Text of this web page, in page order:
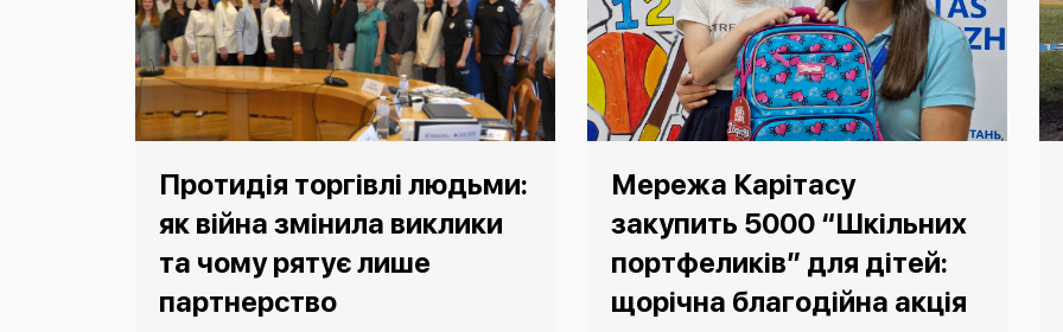
Протидія торгівлі людьми:
як війна змінила виклики
та чому рятує лише
партнерство
Мережа Карітасу
закупить 5000 “Шкільних
портфеликів” для дітей:
щорічна благодійна акція